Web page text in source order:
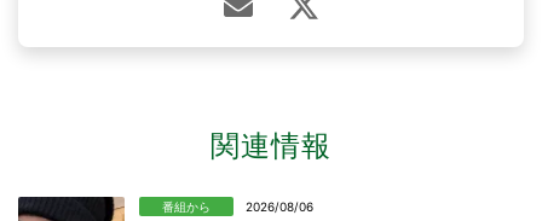
関連情報
番組から 2026/08/06